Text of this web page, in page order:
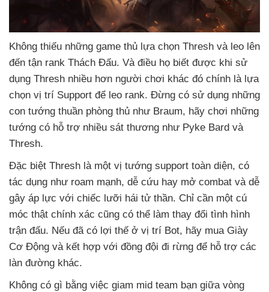
Không thiếu những game thủ lựa chọn Thresh và leo lên
đến tận rank Thách Đấu. Và điều họ biết được khi sử
dụng Thresh nhiều hơn người chơi khác đó chính là lựa
chọn vị trí Support để leo rank. Đừng có sử dụng những
con tướng thuần phòng thủ như Braum, hãy chơi những
tướng có hỗ trợ nhiều sát thương như Pyke Bard và
Thresh.
Đặc biệt Thresh là một vị tướng support toàn diện, có
tác dụng như roam mạnh, dễ cứu hay mở combat và dễ
gây áp lực với chiếc lưỡi hái tử thần. Chỉ cần một cú
móc thật chính xác cũng có thể làm thay đổi tình hình
trận đấu. Nếu đã có lợi thế ở vị trí Bot, hãy mua Giày
Cơ Động và kết hợp với đồng đội đi rừng để hỗ trợ các
làn đường khác.
Không có gì bằng việc giam mid team bạn giữa vòng